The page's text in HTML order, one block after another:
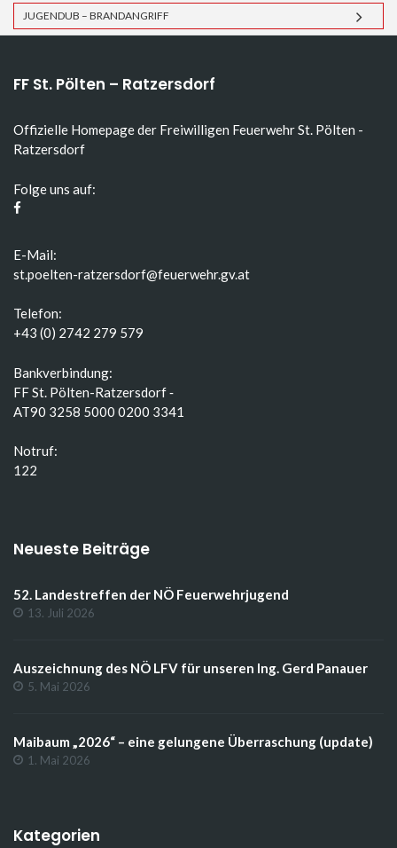
JUGENDUB – BRANDANGRIFF
FF St. Pölten – Ratzersdorf
Offizielle Homepage der Freiwilligen Feuerwehr St. Pölten -
Ratzersdorf
Folge uns auf:
E-Mail:
st.poelten-ratzersdorf@feuerwehr.gv.at
Telefon:
+43 (0) 2742 279 579
Bankverbindung:
FF St. Pölten-Ratzersdorf ‑
AT90 3258 5000 0200 3341
Notruf:
122
Neueste Beiträge
52. Landestreffen der NÖ Feuerwehrjugend
13. Juli 2026
Auszeichnung des NÖ LFV für unseren Ing. Gerd Panauer
5. Mai 2026
Maibaum „2026“ – eine gelungene Überraschung (update)
1. Mai 2026
Kategorien